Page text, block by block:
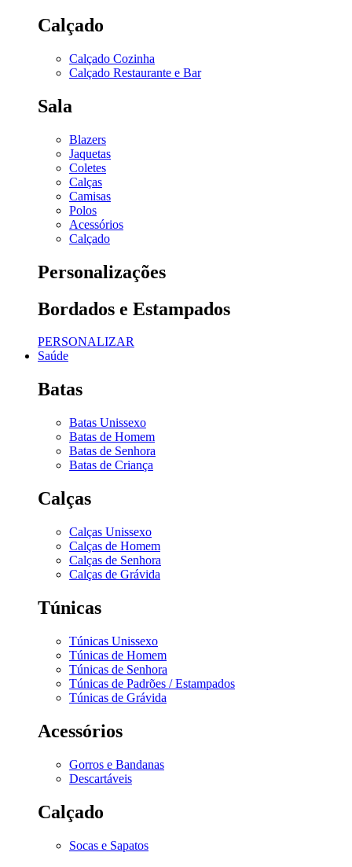
Calçado
Calçado Cozinha
Calçado Restaurante e Bar
Sala
Blazers
Jaquetas
Coletes
Calças
Camisas
Polos
Acessórios
Calçado
Personalizações
Bordados e Estampados
PERSONALIZAR
Saúde
Batas
Batas Unissexo
Batas de Homem
Batas de Senhora
Batas de Criança
Calças
Calças Unissexo
Calças de Homem
Calças de Senhora
Calças de Grávida
Túnicas
Túnicas Unissexo
Túnicas de Homem
Túnicas de Senhora
Túnicas de Padrões / Estampados
Túnicas de Grávida
Acessórios
Gorros e Bandanas
Descartáveis
Calçado
Socas e Sapatos